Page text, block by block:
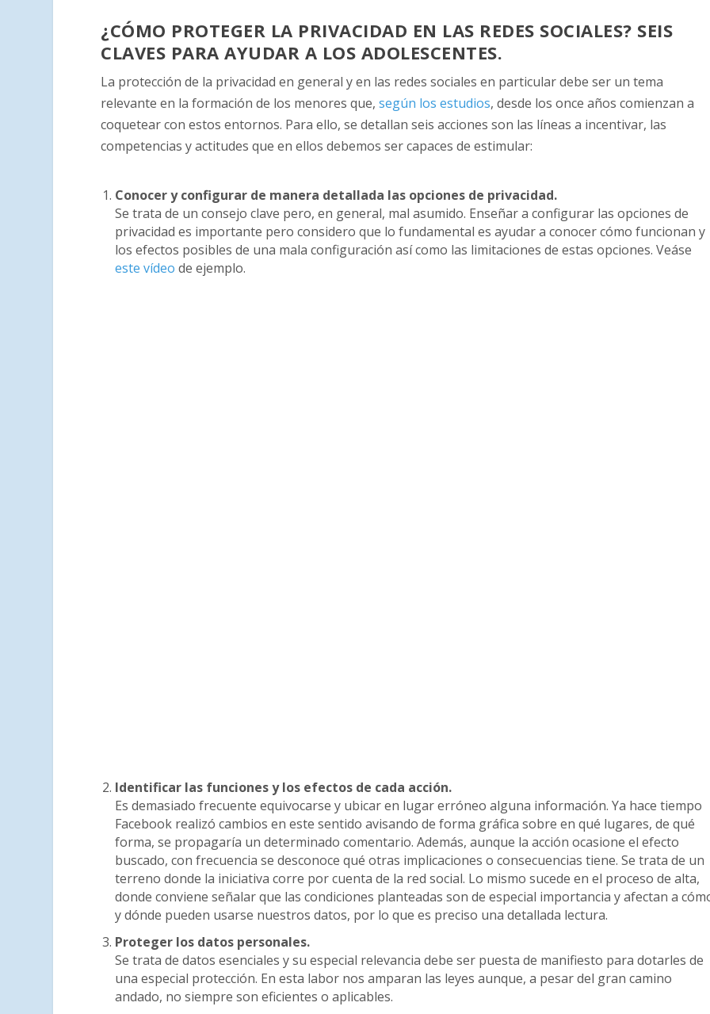
¿CÓMO PROTEGER LA PRIVACIDAD EN LAS REDES SOCIALES? SEIS
CLAVES PARA AYUDAR A LOS ADOLESCENTES.
La protección de la privacidad en general y en las redes sociales en particular debe ser un tema
relevante en la formación de los menores que,según los estudios, desde los once años comienzan a
coquetear con estos entornos. Para ello, se detallan seis acciones son las líneas a incentivar, las
competencias y actitudes que en ellos debemos ser capaces de estimular:
Conocer y configurar de manera detallada las opciones de privacidad.
Se trata de un consejo clave pero, en general, mal asumido. Enseñar a configurar las opciones de
privacidad es importante pero considero que lo fundamental es ayudar a conocer cómo funcionan y
los efectos posibles de una mala configuración así como las limitaciones de estas opciones. Veáse
este vídeo de ejemplo.
Identificar las funciones y los efectos de cada acción.
Es demasiado frecuente equivocarse y ubicar en lugar erróneo alguna información. Ya hace tiempo
Facebook realizó cambios en este sentido avisando de forma gráfica sobre en qué lugares, de qué
forma, se propagaría un determinado comentario. Además, aunque la acción ocasione el efecto
buscado, con frecuencia se desconoce qué otras implicaciones o consecuencias tiene. Se trata de un
terreno donde la iniciativa corre por cuenta de la red social. Lo mismo sucede en el proceso de alta,
donde conviene señalar que las condiciones planteadas son de especial importancia y afectan a
y dónde pueden usarse nuestros datos, por lo que es preciso una detallada lectura.
Proteger los datos personales.
Se trata de datos esenciales y su especial relevancia debe ser puesta de manifiesto para dotarles de
una especial protección. En esta labor nos amparan las leyes aunque, a pesar del gran camino
andado, no siempre son eficientes o aplicables.